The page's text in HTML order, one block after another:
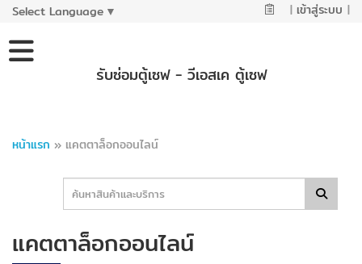
Select Language ▼ | เข้าสู่ระบบ |
รับซ่อมตู้เซฟ - วีเอสเค ตู้เซฟ
หน้าแรก » แคตตาล็อกออนไลน์
แคตตาล็อกออนไลน์